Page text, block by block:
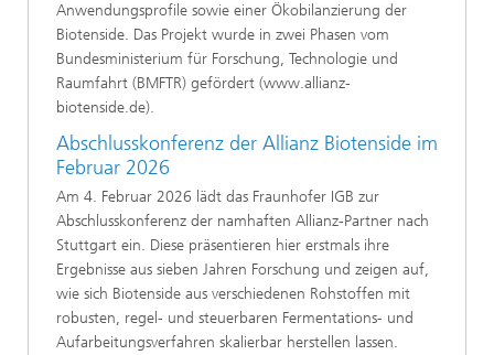
Anwendungsprofile sowie einer Ökobilanzierung der
Biotenside. Das Projekt wurde in zwei Phasen vom
Bundesministerium für Forschung, Technologie und
Raumfahrt (BMFTR) gefördert (www.allianz-
biotenside.de).
Abschlusskonferenz der Allianz Biotenside im
Februar 2026
Am 4. Februar 2026 lädt das Fraunhofer IGB zur
Abschlusskonferenz der namhaften Allianz-Partner nach
Stuttgart ein. Diese präsentieren hier erstmals ihre
Ergebnisse aus sieben Jahren Forschung und zeigen auf,
wie sich Biotenside aus verschiedenen Rohstoffen mit
robusten, regel- und steuerbaren Fermentations- und
Aufarbeitungsverfahren skalierbar herstellen lassen.